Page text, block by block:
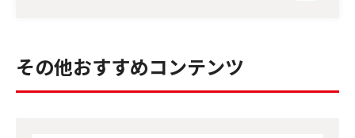
その他おすすめコンテンツ